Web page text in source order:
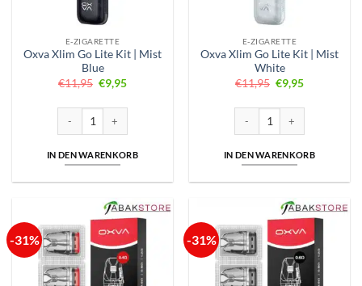
E-ZIGARETTE
Oxva Xlim Go Lite Kit | Mist
Blue
€11,95 Ursprünglicher
Preis
€9,95Aktueller
Oxva Xlim Go Lite Kit | Mist Blue Menge
IN DEN WARENKORB
E-ZIGARETTE
Oxva Xlim Go Lite Kit | Mist
White
€11,95 Ursprünglicher
Preis
€9,95Aktueller
Oxva Xlim Go Lite Kit | Mist
IN DEN WARENKORB
-31% -31%